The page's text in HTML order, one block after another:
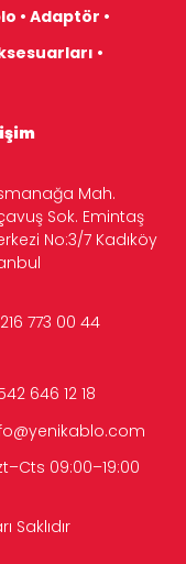
• Adaptör •
•
Mah.
Sok. Emintaş
No:3/7 Kadıköy
773 00 44
646 12 18
09:00–19:00